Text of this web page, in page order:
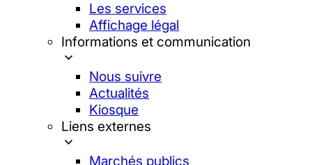
Les services
Affichage légal
Informations et communication
Nous suivre
Actualités
Kiosque
Liens externes
Marchés publics